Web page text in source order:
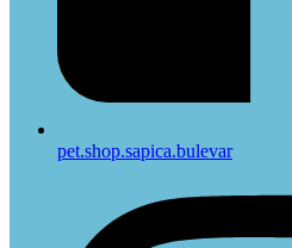
pet.shop.sapica.bulevar